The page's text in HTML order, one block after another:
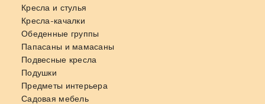
Кресла и стулья
Кресла-качалки
Обеденные группы
Папасаны и мамасаны
Подвесные кресла
Подушки
Предметы интерьера
Садовая мебель